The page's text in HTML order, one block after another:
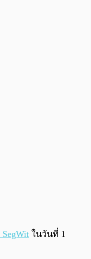
0:00/ 0:00
ในวันที่ 1